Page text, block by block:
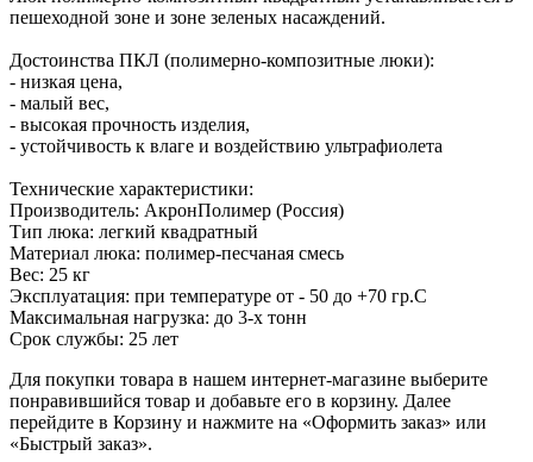
пешеходной зоне и зоне зеленых насаждений.
Достоинства ПКЛ (полимерно-композитные люки):
- низкая цена,
- малый вес,
- высокая прочность изделия,
- устойчивость к влаге и воздействию ультрафиолета
Технические характеристики:
Производитель: АкронПолимер (Россия)
Тип люка: легкий квадратный
Материал люка: полимер-песчаная смесь
Вес: 25 кг
Эксплуатация: при температуре от - 50 до +70 гр.С
Максимальная нагрузка: до 3-х тонн
Срок службы: 25 лет
Для покупки товара в нашем интернет-магазине выберите
понравившийся товар и добавьте его в корзину. Далее
перейдите в Корзину и нажмите на «Оформить заказ» или
«Быстрый заказ».